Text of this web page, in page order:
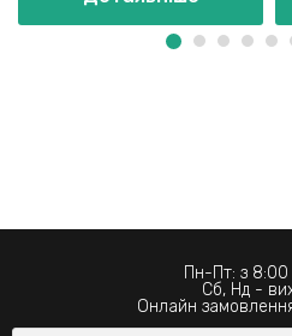
Пн-Пт: з 8:00
Сб, Нд -
Онлайн